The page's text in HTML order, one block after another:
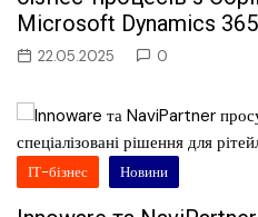
Microsoft Dynamics
22.05.2025 0
ІТ-бізнес Новини